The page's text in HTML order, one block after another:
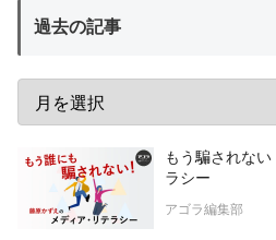
過去の記事
もう騙されな
ラシー
アゴラ編集部